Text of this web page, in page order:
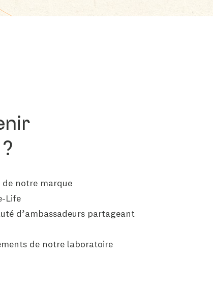
de notre marque
Life
d’ambassadeurs partageant
de notre laboratoire